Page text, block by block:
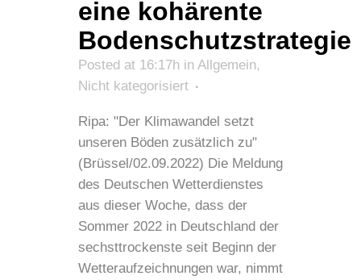
eine kohärente
Bodenschutzstrategie
Posted at 16:17h in Allgemein,
Nicht kategorisiert
Ripa: "Der Klimawandel setzt
unseren Böden zusätzlich zu"
(Brüssel/02.09.2022) Die Meldung
des Deutschen Wetterdienstes
aus dieser Woche, dass der
Sommer 2022 in Deutschland der
sechsttrockenste seit Beginn der
Wetteraufzeichnungen war, nimmt